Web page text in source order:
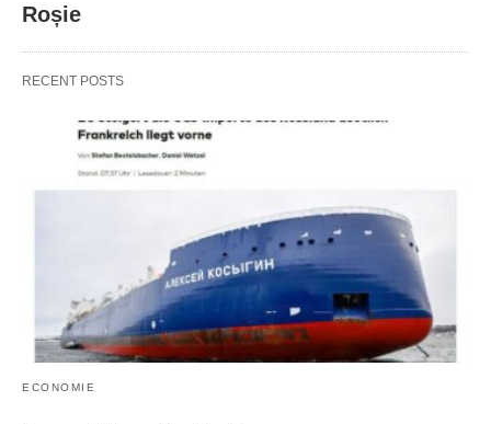
Roșie
RECENT POSTS
ECONOMIE